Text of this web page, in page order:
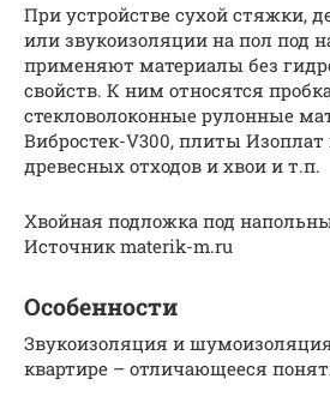
При устройстве сухой стяжки,
или звукоизоляции на пол под
применяют материалы без
свойств. К ним относятся
стекловолоконные рулонные
Вибростек-V300, плиты
древесных отходов и хвои и т.п.
Хвойная подложка под
Источник materik-m.ru
Особенности
Звукоизоляция и
квартире – отличающееся